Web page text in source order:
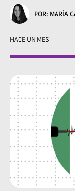
POR: MARÍA
HACE UN MES